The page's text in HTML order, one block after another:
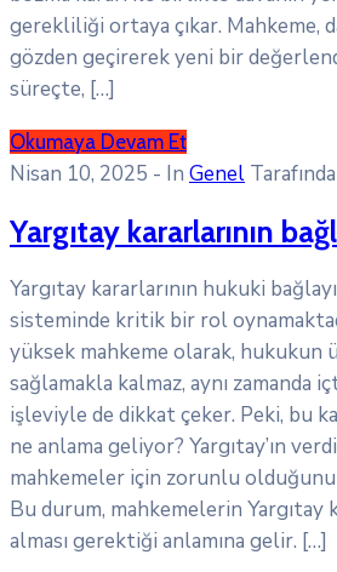
gerekliliği ortaya çıkar. Mahkeme,
gözden geçirerek yeni bir
süreçte, […]
Okumaya Devam Et
Nisan 10, 2025 - In Genel
Yargıtay kararlarının
Yargıtay kararlarının hukuki
sisteminde kritik bir rol
yüksek mahkeme olarak, hukukun
sağlamakla kalmaz, aynı zamanda
işleviyle de dikkat çeker. Peki, bu
ne anlama geliyor? Yargıtay’ın
mahkemeler için zorunlu
Bu durum, mahkemelerin Yargıtay
alması gerektiği anlamına gelir. […]